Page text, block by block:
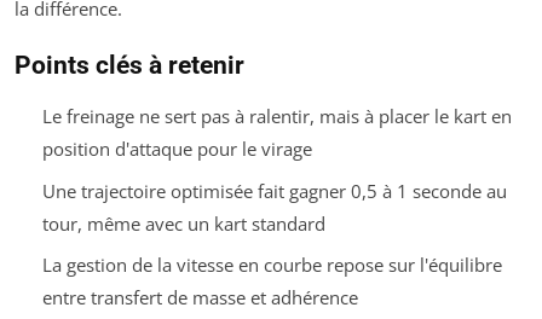
la différence.
Points clés à retenir
Le freinage ne sert pas à ralentir, mais à placer le kart en
position d'attaque pour le virage
Une trajectoire optimisée fait gagner 0,5 à 1 seconde au
tour, même avec un kart standard
La gestion de la vitesse en courbe repose sur l'équilibre
entre transfert de masse et adhérence